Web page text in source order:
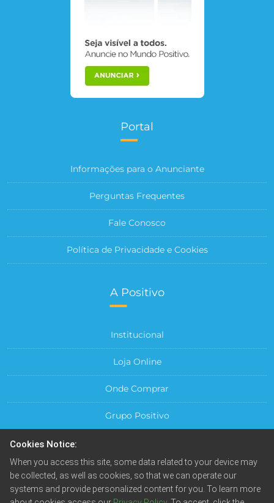
Portal
Informações para o Anunciante
Perguntas Frequentes
Fale Conosco
Política de Privacidade e Cookies
A Positivo
Institucional
Loja Online
Onde Comprar
Grupo Positivo
Central do Cliente
Cookies Notice:
When you access this site, some data related to your device may
be collected, as well as cookies, so that we can operate our
systems and provide personalized content for you. To learn more